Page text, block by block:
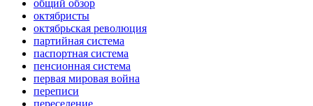
общий обзор
октябристы
октябрьская революция
партийная система
паспортная система
пенсионная система
первая мировая война
переписи